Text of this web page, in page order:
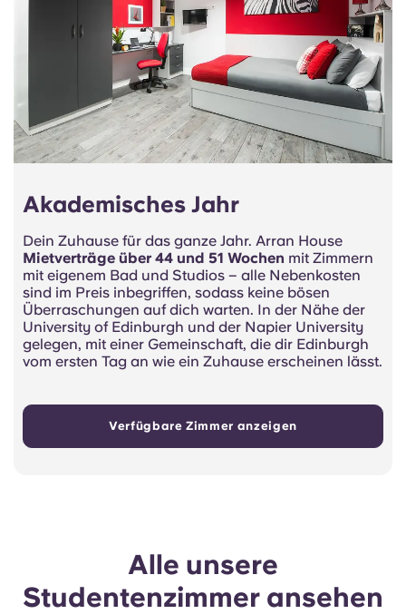
Akademisches Jahr
Dein Zuhause für das ganze Jahr. Arran House
Mietverträge über 44 und 51 Wochen mit Zimmern
mit eigenem Bad und Studios – alle Nebenkosten
sind im Preis inbegriffen, sodass keine bösen
Überraschungen auf dich warten. In der Nähe der
University of Edinburgh und der Napier University
gelegen, mit einer Gemeinschaft, die dir Edinburgh
vom ersten Tag an wie ein Zuhause erscheinen lässt.
Verfügbare Zimmer anzeigen
Alle unsere
Studentenzimmer ansehen